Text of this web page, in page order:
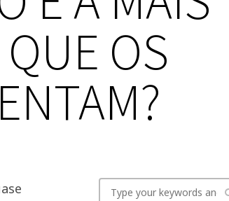
OS